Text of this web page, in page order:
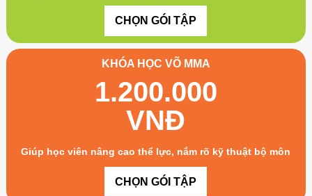
CHỌN GÓI TẬP
KHÓA HỌC VÕ MMA
1.200.000
VNĐ
Giúp học viên nâng cao thể lực, nắm rõ kỹ thuật bộ môn
CHỌN GÓI TẬP